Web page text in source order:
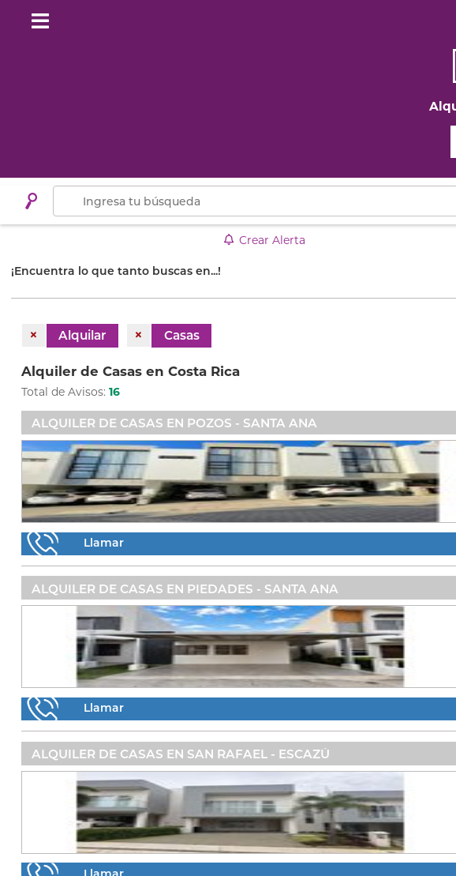
Crear Alerta
¡Encuentra lo que tanto buscas en...!
× Alquilar × Casas
Alquiler de Casas en Costa Rica
Total de Avisos: 16
ALQUILER DE CASAS EN POZOS - SANTA ANA
Llamar
ALQUILER DE CASAS EN PIEDADES - SANTA ANA
Llamar
ALQUILER DE CASAS EN SAN RAFAEL - ESCAZÚ